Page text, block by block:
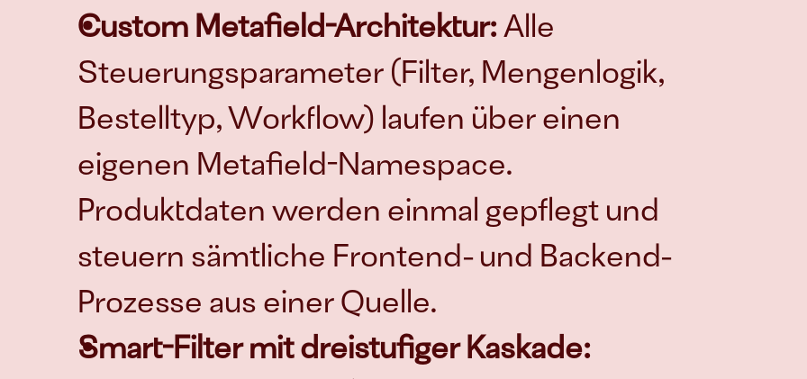
Custom Metafield-Architektur: Alle
Steuerungsparameter (Filter, Mengenlogik,
Bestelltyp, Workflow) laufen über einen
eigenen Metafield-Namespace.
Produktdaten werden einmal gepflegt und
steuern sämtliche Frontend- und Backend-
Prozesse aus einer Quelle.
Smart-Filter mit dreistufiger Kaskade: